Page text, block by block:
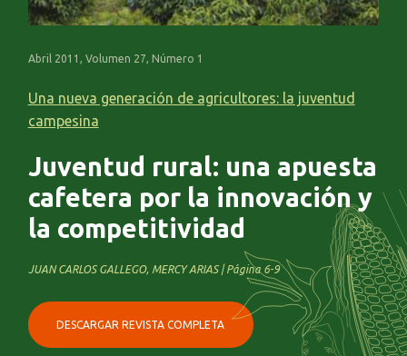
Abril 2011, Volumen 27, Número 1
Una nueva generación de agricultores: la juventud
campesina
Juventud rural: una apuesta
cafetera por la innovación y
la competitividad
JUAN CARLOS GALLEGO, MERCY ARIAS | Página 6-9
DESCARGAR REVISTA COMPLETA